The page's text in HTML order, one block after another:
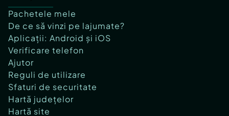
Pachetele mele
De ce să vinzi pe lajumate?
Aplicații: Android și iOS
Verificare telefon
Ajutor
Reguli de utilizare
Sfaturi de securitate
Hartă județelor
Hartă site